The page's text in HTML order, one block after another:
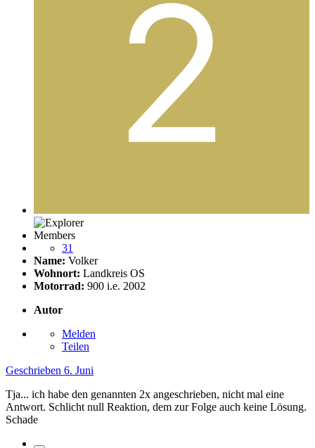
Members
31
Name: Volker
Wohnort: Landkreis OS
Motorrad: 900 i.e. 2002
Autor
Melden
Teilen
Geschrieben 6. Juni
Tja... ich habe den genannten 2x angeschrieben, nicht mal eine
Antwort. Schlicht null Reaktion, dem zur Folge auch keine Lösung.
Schade